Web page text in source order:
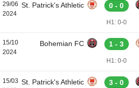
29/06
2024
St. Patrick's Athletic 0 - 0
H1: 0-0
15/10
2024
Bohemian FC 1 - 3
H1: 0-0
15/03 St. Patrick's Athletic 3 - 0